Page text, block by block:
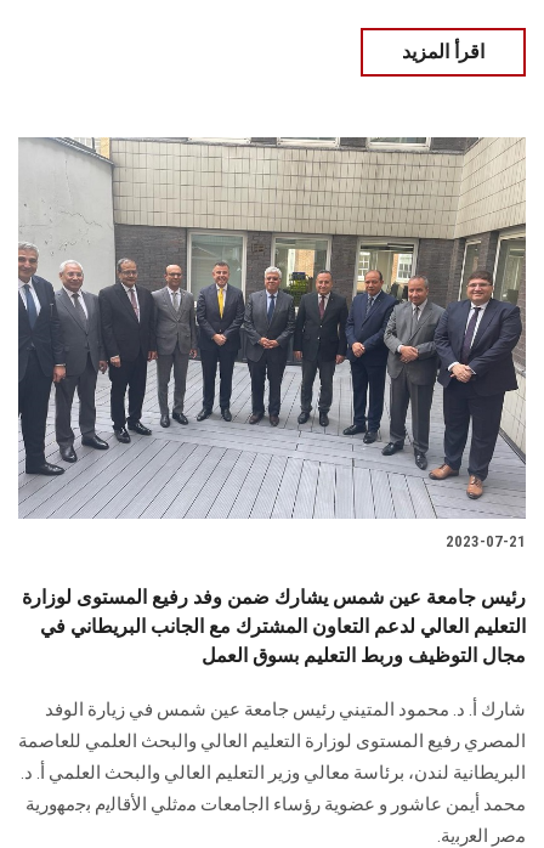
اقرأ المزيد
2023-07-21
رئيس جامعة عين شمس يشارك ضمن وفد رفيع المستوى لوزارة
التعليم العالي لدعم التعاون المشترك مع الجانب البريطاني في
مجال التوظيف وربط التعليم بسوق العمل
شارك أ. د. محمود المتيني رئيس جامعة عين شمس في زيارة الوفد
المصري رفيع المستوى لوزارة التعليم العالي والبحث العلمي للعاصمة
البريطانية لندن، برئاسة معالي وزير التعليم العالي والبحث العلمي أ. د.
محمد أيمن عاشور و عضوية رؤﺳﺎء اﻟﺟﺎﻣﻌﺎت ﻣﻣﺛﻠﻲ اﻷﻗﺎﻟﯾم ﺑﺟﻣﮭورﯾﺔ
ﻣﺻر اﻟﻌرﺑﯾﺔ.